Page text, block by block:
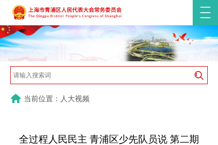
当前位置：人大视频
全过程人民民主 青浦区少先队员说 第二期